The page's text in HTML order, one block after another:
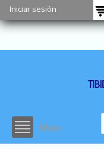
Iniciar sesión
Menu